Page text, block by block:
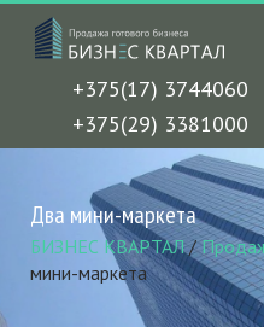
+375(17) 3744060
+375(29) 3381000
Два мини-маркета
БИЗНЕС КВАРТАЛ/
мини-маркета